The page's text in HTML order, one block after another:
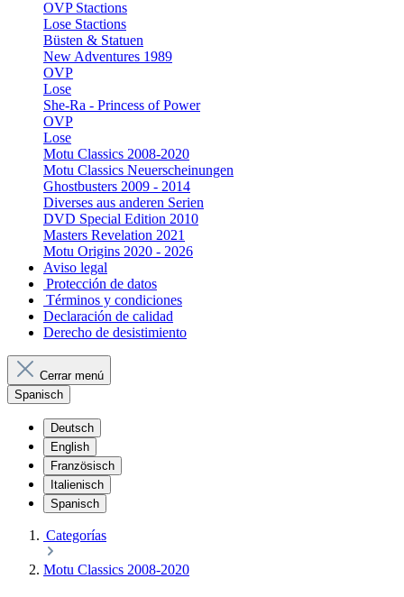
OVP Stactions
Lose Stactions
Büsten & Statuen
New Adventures 1989
OVP
Lose
She-Ra - Princess of Power
OVP
Lose
Motu Classics 2008-2020
Motu Classics Neuerscheinungen
Ghostbusters 2009 - 2014
Diverses aus anderen Serien
DVD Special Edition 2010
Masters Revelation 2021
Motu Origins 2020 - 2026
Aviso legal
Protección de datos
Términos y condiciones
Declaración de calidad
Derecho de desistimiento
Cerrar menú
Spanisch
Deutsch
English
Französisch
Italienisch
Spanisch
Categorías
Motu Classics 2008-2020